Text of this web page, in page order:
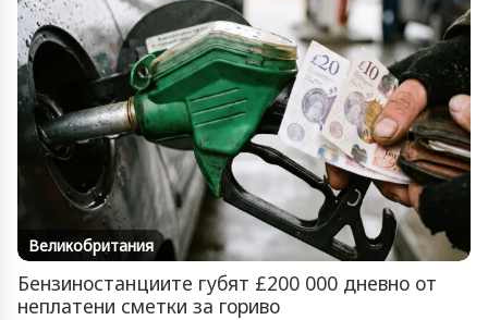
Великобритания
Бензиностанциите губят £200 000 дневно от
неплатени сметки за гориво